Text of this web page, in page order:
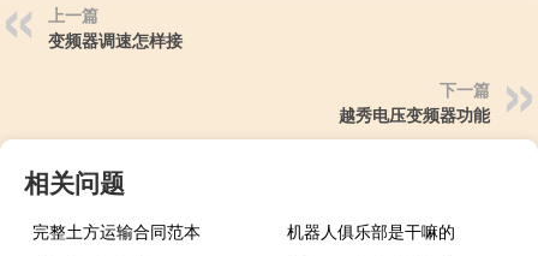
上一篇
变频器调速怎样接
下一篇
越秀电压变频器功能
相关问题
完整土方运输合同范本
机器人俱乐部是干嘛的